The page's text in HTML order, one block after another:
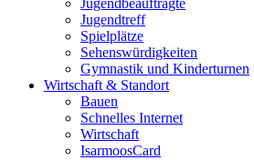
Jugendbeauftragte
Jugendtreff
Spielplätze
Sehenswürdigkeiten
Gymnastik und Kinderturnen
Wirtschaft & Standort
Bauen
Schnelles Internet
Wirtschaft
IsarmoosCard